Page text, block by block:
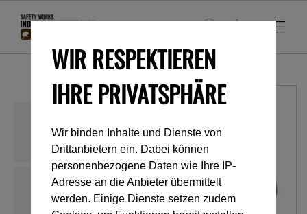
WIR RESPEKTIEREN
IHRE PRIVATSPHÄRE
Wir binden Inhalte und Dienste von
Drittanbietern ein. Dabei können
personenbezogene Daten wie Ihre IP-
Adresse an die Anbieter übermittelt
werden. Einige Dienste setzen zudem